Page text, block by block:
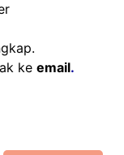
ke email.